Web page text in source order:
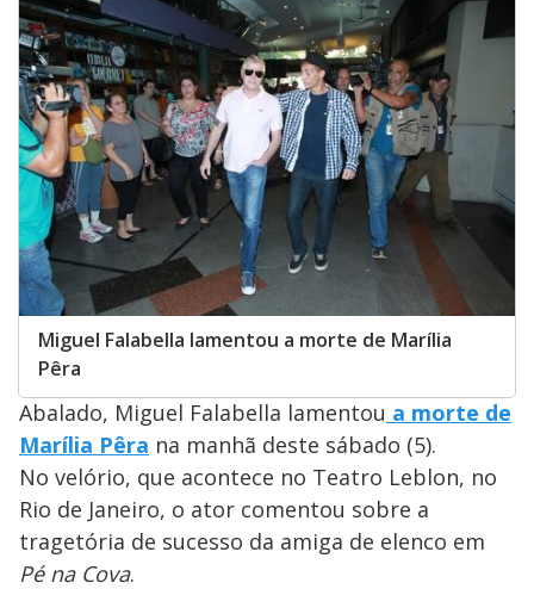
Miguel Falabella lamentou a morte de Marília
Pêra
Abalado, Miguel Falabella lamentou a morte de
Marília Pêra na manhã deste sábado (5).
No velório, que acontece no Teatro Leblon, no
Rio de Janeiro, o ator comentou sobre a
tragetória de sucesso da amiga de elenco em
Pé na Cova.